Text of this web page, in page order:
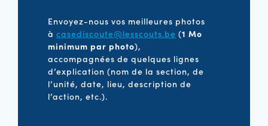
Envoyez-nous vos meilleures photos
à casediscoute@lesscouts.be (1 Mo
minimum par photo),
accompagnées de quelques lignes
d’explication (nom de la section, de
l’unité, date, lieu, description de
l’action, etc.).